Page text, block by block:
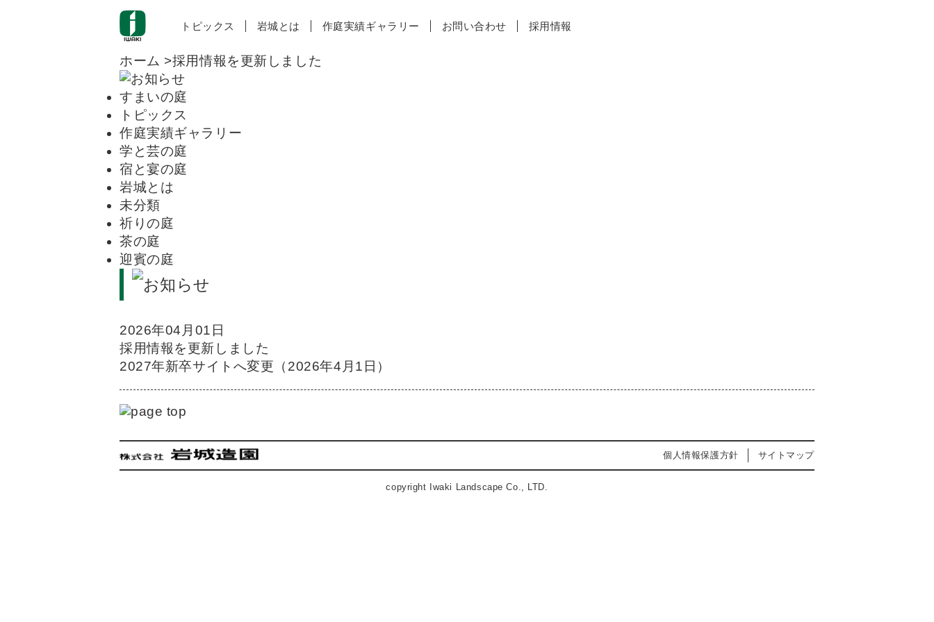
トピックス 岩城とは 作庭実績ギャラリー お問い合わせ 採用情報
ホーム >採用情報を更新しました
すまいの庭
トピックス
作庭実績ギャラリー
学と芸の庭
宿と宴の庭
岩城とは
未分類
祈りの庭
茶の庭
迎賓の庭
2026年04月01日
採用情報を更新しました
2027年新卒サイトへ変更（2026年4月1日）
個人情報保護方針 サイトマップ
copyright Iwaki Landscape Co., LTD.